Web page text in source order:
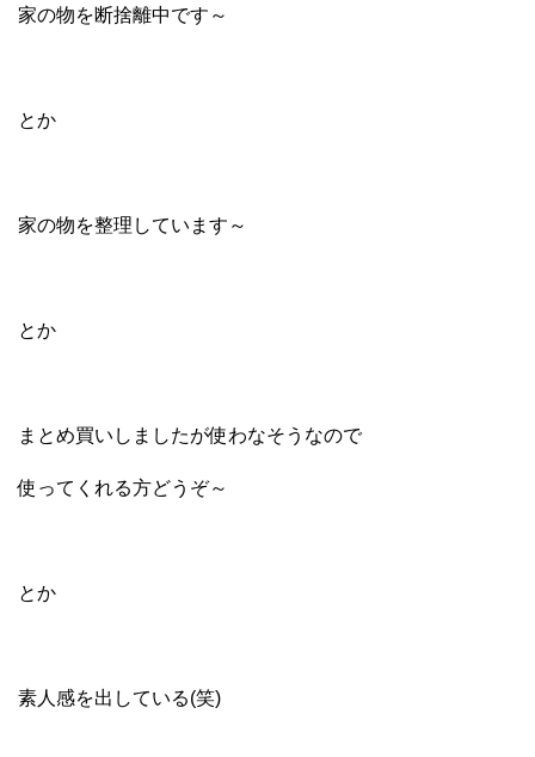
家の物を断捨離中です～
とか
家の物を整理しています～
とか
まとめ買いしましたが使わなそうなので
使ってくれる方どうぞ～
とか
素人感を出している(笑)